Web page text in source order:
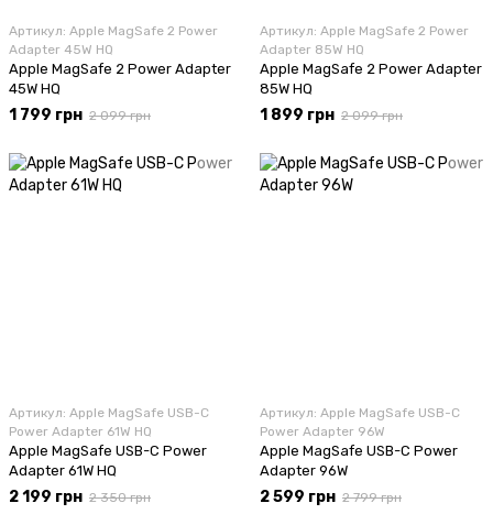
Артикул: Apple MagSafe 2 Power
Adapter 45W HQ
Apple MagSafe 2 Power Adapter
45W HQ
1 799 грн 2 099 грн
Артикул: Apple MagSafe 2 Power
Adapter 85W HQ
Apple MagSafe 2 Power Adapter
85W HQ
1 899 грн 2 099 грн
Артикул: Apple MagSafe USB-C
Power Adapter 61W HQ
Apple MagSafe USB-C Power
Adapter 61W HQ
2 199 грн 2 350 грн
Артикул: Apple MagSafe USB-C
Power Adapter 96W
Apple MagSafe USB-C Power
Adapter 96W
2 599 грн 2 799 грн